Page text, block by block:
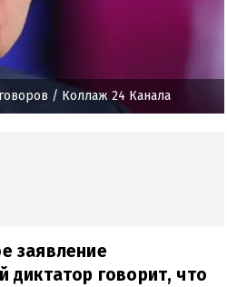
/ Коллаж 24 Канала
заявление
диктатор говорит, что